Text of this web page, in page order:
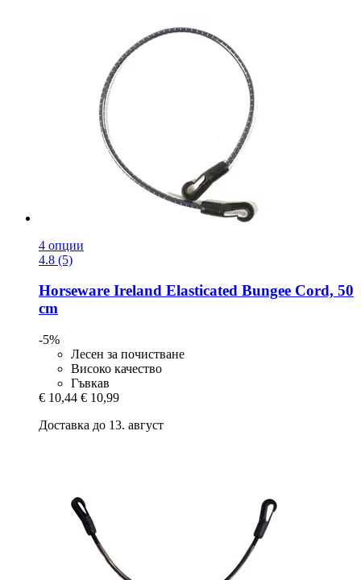
4 опции
4.8 (5)
Horseware Ireland Elasticated Bungee Cord, 50
cm
-5%
Лесен за почистване
Високо качество
Гъвкав
€ 10,44 € 10,99
Доставка до 13. август